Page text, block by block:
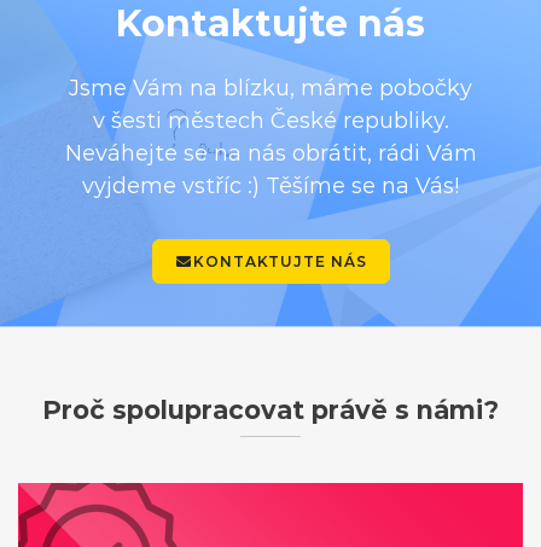
Kontaktujte nás
Jsme Vám na blízku, máme pobočky
v šesti městech České republiky.
Neváhejte se na nás obrátit, rádi Vám
vyjdeme vstříc :) Těšíme se na Vás!
KONTAKTUJTE NÁS
Proč spolupracovat právě s námi?